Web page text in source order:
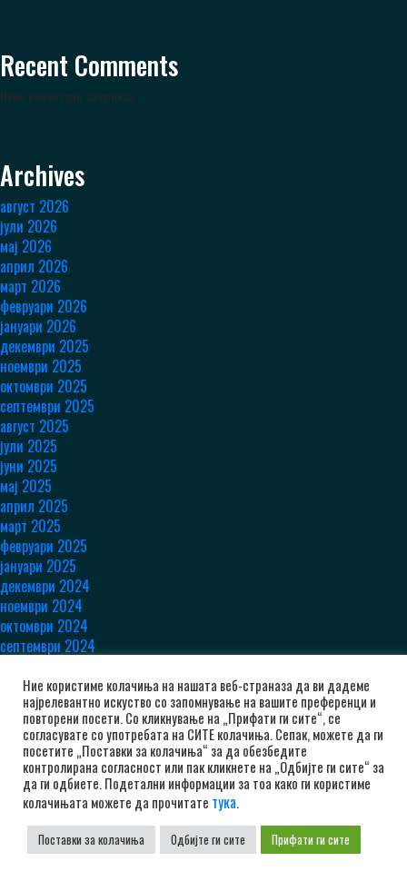
Recent Comments
Нема коментари за приказ.
Archives
август 2026
јули 2026
мај 2026
април 2026
март 2026
февруари 2026
јануари 2026
декември 2025
ноември 2025
октомври 2025
септември 2025
август 2025
јули 2025
јуни 2025
мај 2025
април 2025
март 2025
февруари 2025
јануари 2025
декември 2024
ноември 2024
октомври 2024
септември 2024
јули 2024
јуни 2024
мај 2024
април 2024
март 2024
февруари 2024
јануари 2024
декември 2023
ноември 2023
Ние користиме колачиња на нашата веб-страназа да ви дадеме
најрелевантно искуство со запомнување на вашите преференци и
повторени посети. Со кликнување на „Прифати ги сите“, се
согласувате со употребата на СИТЕ колачиња. Сепак, можете да ги
посетите „Поставки за колачиња“ за да обезбедите
контролирана согласност или пак кликнете на „Одбијте ги сите“ за
да ги одбиете. Подетални информации за тоа како ги користиме
колачињата можете да прочитате тука.
Поставки за колачиња Одбијте ги сите Прифати ги сите